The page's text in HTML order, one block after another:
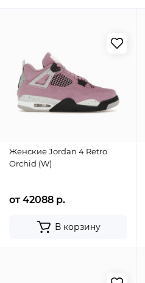
Женские Jordan 4 Retro
Orchid (W)
от 42088 р.
В корзину